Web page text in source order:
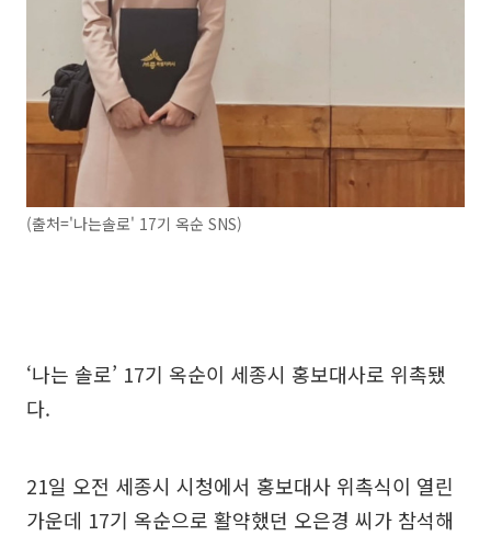
(출처='나는솔로' 17기 옥순 SNS)
‘나는 솔로’ 17기 옥순이 세종시 홍보대사로 위촉됐
다.
21일 오전 세종시 시청에서 홍보대사 위촉식이 열린
가운데 17기 옥순으로 활약했던 오은경 씨가 참석해